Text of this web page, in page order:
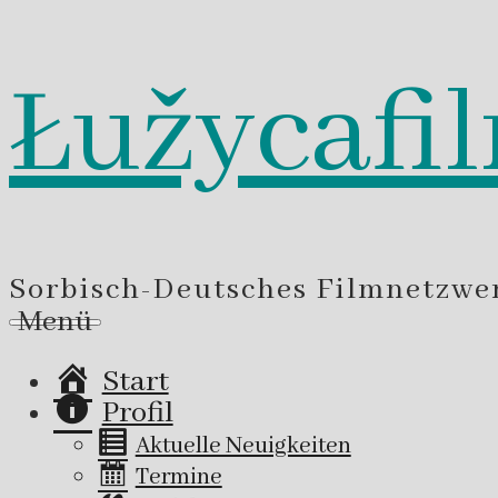
Zum
Inhalt
springen
Sorbisch-Deutsches
Menü
Start
Profil
Aktuelle Neuigkeiten
Termine